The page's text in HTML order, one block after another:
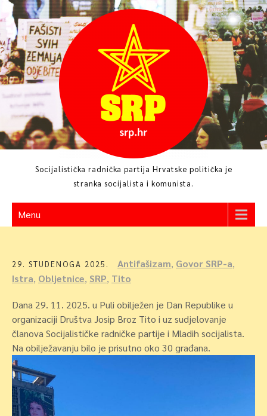
Skip
to
content
Socijalistička radnička partija Hrvatske politička je
stranka socijalista i komunista.
Menu
29. STUDENOGA 2025. Antifašizam, Govor SRP-a,
Istra, Obljetnice, SRP, Tito
Dana 29. 11. 2025. u Puli obilježen je Dan Republike u
organizaciji Društva Josip Broz Tito i uz sudjelovanje
članova Socijalističke radničke partije i Mladih socijalista.
Na obilježavanju bilo je prisutno oko 30 građana.